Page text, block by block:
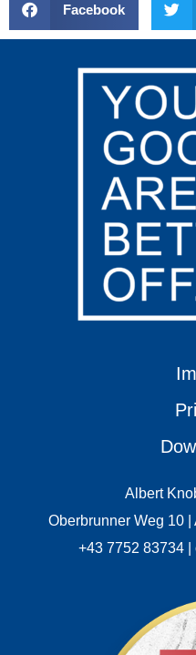
Facebook
Albert
Oberbrunner Weg 10
+43 7752 83734